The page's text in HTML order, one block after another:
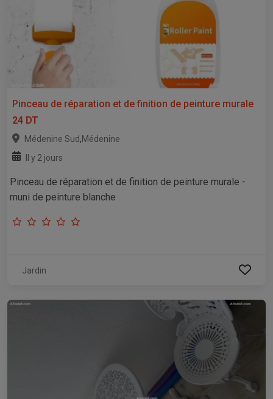
Pinceau de réparation et de finition de peinture murale
24 DT
Médenine Sud,Médenine
Il y 2 jours
Pinceau de réparation et de finition de peinture murale -
muni de peinture blanche
Jardin